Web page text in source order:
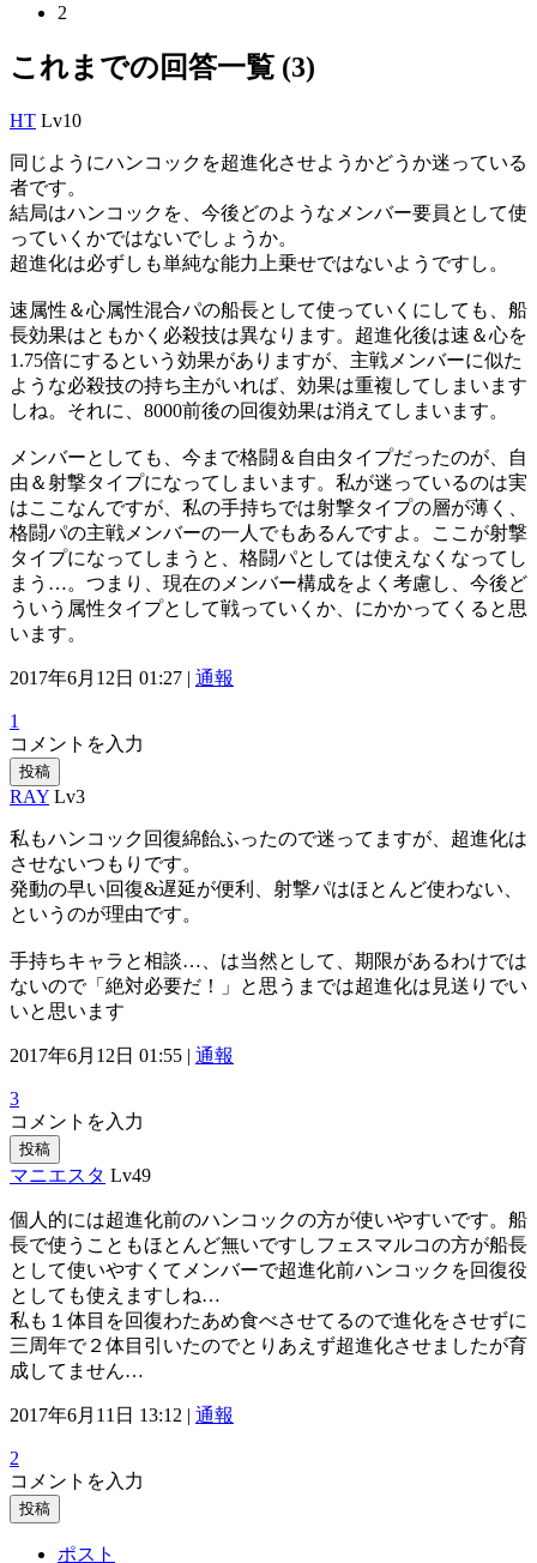
2
これまでの回答一覧 (3)
HT Lv10
同じようにハンコックを超進化させようかどうか迷っている
者です。
結局はハンコックを、今後どのようなメンバー要員として使
っていくかではないでしょうか。
超進化は必ずしも単純な能力上乗せではないようですし。
速属性＆心属性混合パの船長として使っていくにしても、船
長効果はともかく必殺技は異なります。超進化後は速＆心を
1.75倍にするという効果がありますが、主戦メンバーに似た
ような必殺技の持ち主がいれば、効果は重複してしまいます
しね。それに、8000前後の回復効果は消えてしまいます。
メンバーとしても、今まで格闘＆自由タイプだったのが、自
由＆射撃タイプになってしまいます。私が迷っているのは実
はここなんですが、私の手持ちでは射撃タイプの層が薄く、
格闘パの主戦メンバーの一人でもあるんですよ。ここが射撃
タイプになってしまうと、格闘パとしては使えなくなってし
まう…。つまり、現在のメンバー構成をよく考慮し、今後ど
ういう属性タイプとして戦っていくか、にかかってくると思
います。
2017年6月12日 01:27 | 通報
1
コメントを入力
投稿
RAY Lv3
私もハンコック回復綿飴ふったので迷ってますが、超進化は
させないつもりです。
発動の早い回復&遅延が便利、射撃パはほとんど使わない、
というのが理由です。
手持ちキャラと相談…、は当然として、期限があるわけでは
ないので「絶対必要だ！」と思うまでは超進化は見送りでい
いと思います
2017年6月12日 01:55 | 通報
3
コメントを入力
投稿
マニエスタ Lv49
個人的には超進化前のハンコックの方が使いやすいです。船
長で使うこともほとんど無いですしフェスマルコの方が船長
として使いやすくてメンバーで超進化前ハンコックを回復役
としても使えますしね…
私も１体目を回復わたあめ食べさせてるので進化をさせずに
三周年で２体目引いたのでとりあえず超進化させましたが育
成してません…
2017年6月11日 13:12 | 通報
2
コメントを入力
投稿
ポスト